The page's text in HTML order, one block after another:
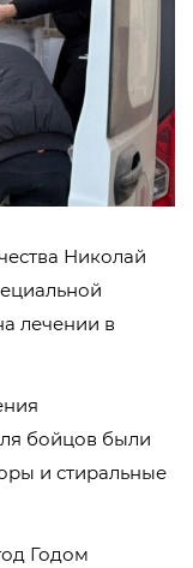
Николай
лечении в
бойцов были
и стиральные
Годом